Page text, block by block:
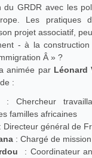
du GRDR avec les
Les pratiques
projet associatif,
- à la construction
Â » ?
animée par Léonard
:
: Chercheur
familles africaines
: Directeur général de
: Chargé de
: Coordinateur